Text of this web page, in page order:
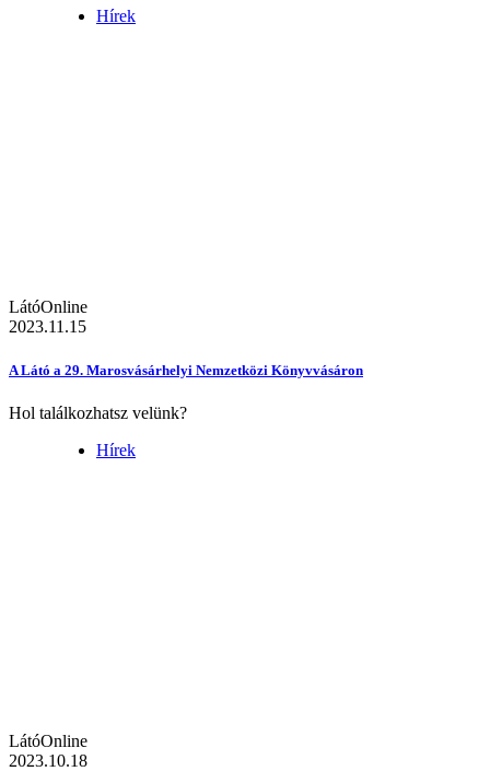
Hírek
LátóOnline
2023.11.15
A Látó a 29. Marosvásárhelyi Nemzetközi Könyvvásáron
Hol találkozhatsz velünk?
Hírek
LátóOnline
2023.10.18